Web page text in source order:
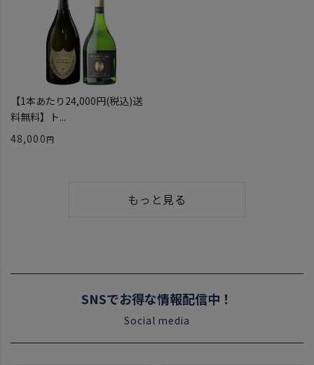
【1本あたり24,000円(税込)送
料無料】ト...
48,000
もっと見る
SNSでお得な情報配信中！
Social media